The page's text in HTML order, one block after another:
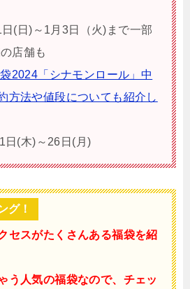
(日)～1月3日（火)まで一部
店舗も
2024「シナモンロール」中
方法や値段についても紹介し
(木)～26日(月)
グ！
セスがたくさんある福袋を紹
う人気の福袋なので、チェッ